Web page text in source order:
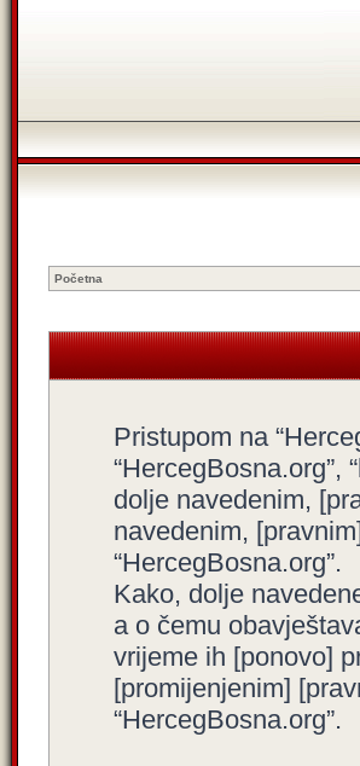
Početna
Pristupom na
“HercegBosna.org”,
dolje navedenim,
navedenim,
“HercegBosna.org”.
Kako, dolje
a o čemu
vrijeme ih [ponovo]
[promijenjenim]
“HercegBosna.org”.